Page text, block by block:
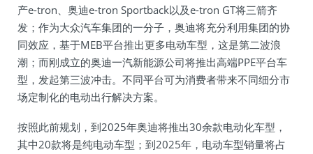
产e-tron、奥迪e-tron Sportback以及e-tron GT将三箭齐
发；作为大众汽车集团的一分子，奥迪将充分利用集团的协
同效应，基于MEB平台推出更多电动车型，这是第二波浪
潮；而刚成立的奥迪一汽新能源公司将推出高端PPE平台车
型，发起第三波冲击。不同平台可为消费者带来不同细分市
场定制化的电动出行解决方案。
按照此前规划，到2025年奥迪将推出30余款电动化车型，
其中20款将是纯电动车型；到2025年，电动车型销量将占